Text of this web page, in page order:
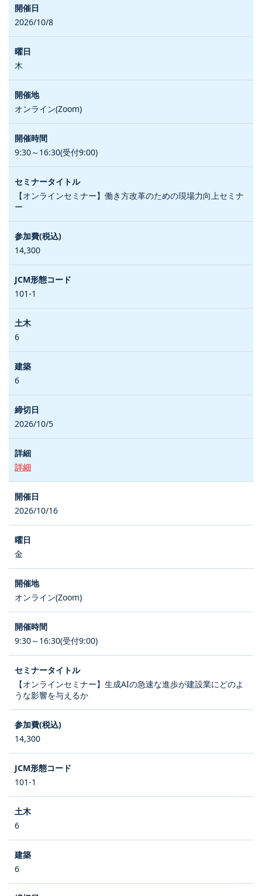
2026/10/8
木
オンライン(Zoom)
9:30～16:30(受付9:00)
【オンラインセミナー】働き方改革のための現場力向上セミナ
ー
14,300
101-1
6
6
2026/10/5
詳細
2026/10/16
金
オンライン(Zoom)
9:30～16:30(受付9:00)
【オンラインセミナー】生成AIの急速な進歩が建設業にどのよ
うな影響を与えるか
14,300
101-1
6
6